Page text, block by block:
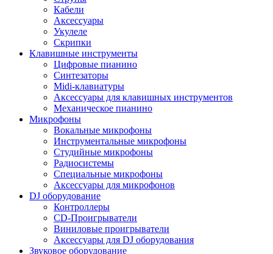
Кабели
Аксессуары
Укулеле
Скрипки
Клавишные инструменты
Цифровые пианино
Синтезаторы
Midi-клавиатуры
Аксессуары для клавишных инструментов
Механическое пианино
Микрофоны
Вокальные микрофоны
Инструментальные микрофоны
Студийные микрофоны
Радиосистемы
Специальные микрофоны
Аксессуары для микрофонов
DJ оборудование
Контроллеры
CD-Проигрыватели
Виниловые проигрыватели
Аксессуары для DJ оборудования
Звуковое оборудование